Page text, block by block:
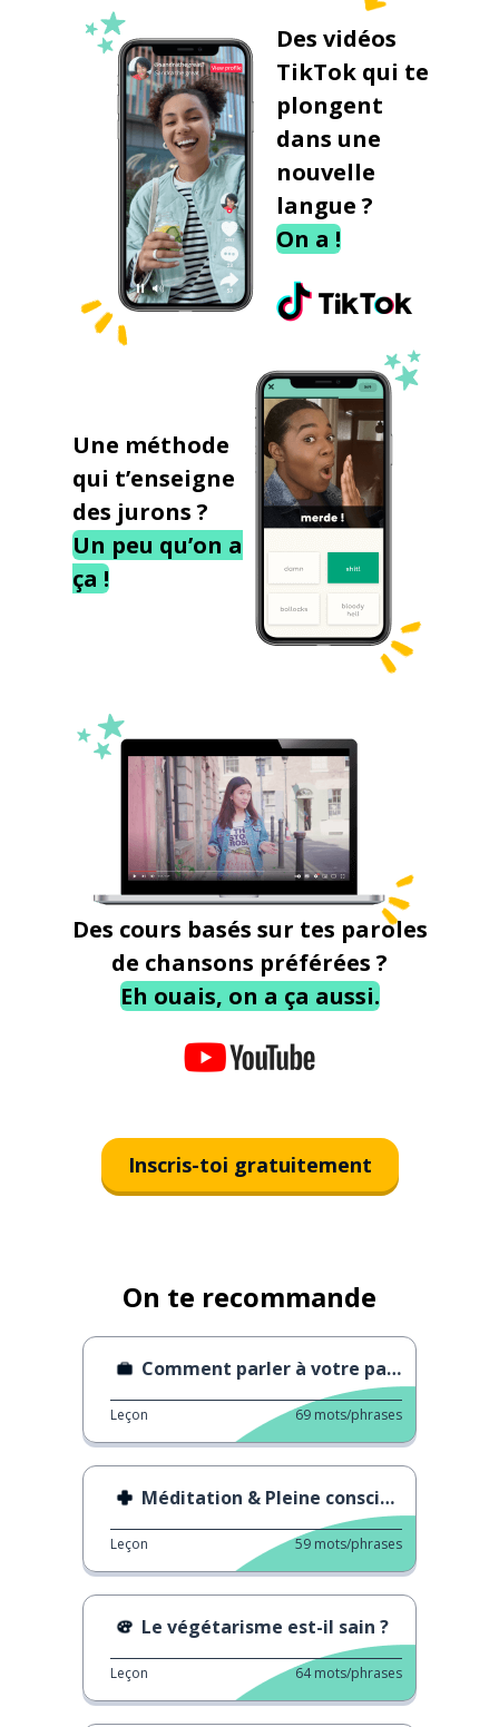
Des vidéos
TikTok qui te
plongent
dans une
nouvelle
langue ?
On a !
Une méthode
qui t’enseigne
des jurons ?
Un peu qu’on a
ça !
Des cours basés sur tes paroles
de chansons préférées ?
Eh ouais, on a ça aussi.
Inscris-toi gratuitement
On te recommande
Comment parler à votre patron
Leçon 69 mots/phrases
Méditation & Pleine conscience
Leçon 59 mots/phrases
Le végétarisme est-il sain ?
Leçon 64 mots/phrases